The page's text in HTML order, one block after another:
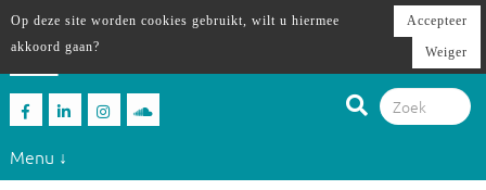
Menu ↓
Op deze site worden cookies gebruikt, wilt u hiermee
akkoord gaan?
Accepteer
Weiger